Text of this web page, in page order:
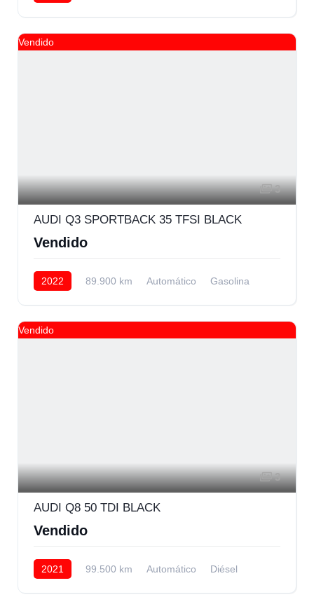
Vendido
3
AUDI Q3 SPORTBACK 35 TFSI BLACK
Vendido
2022 89.900 km Automático
Gasolina
Vendido
3
AUDI Q8 50 TDI BLACK
Vendido
2021 99.500 km Automático
Diésel